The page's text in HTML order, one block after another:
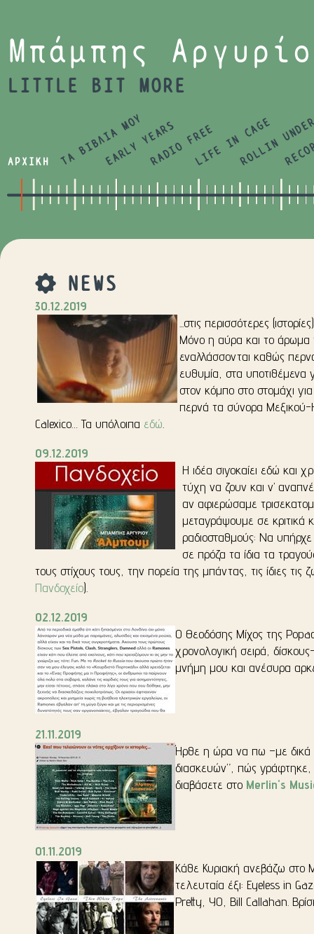
Μπάμπης
LITTLE BIT MORE
ΑΡΧΙΚΗ ΤΑ ΒΙΒΛΙΑ ΜΟΥ
EARLY YEARSRADIO FREELIFE IN CAGE
ROLLIN
NEWS
30.12.2019
...στις περισσότερες
Μόνο η αύρα και το άρωμα
εναλλάσσονται καθώς
ευθυμία, στα
στον κόμπο στο στομάχι
περνά τα σύνορα
Calexico… Τα υπόλοιπα εδώ
09.12.2019
Η ιδέα σιγοκαίει εδώ και
τύχη να ζουν και ν’
αν αφιερώσαμε
μεταγράψουμε σε κριτικά
ραδιοσταθμούς: Να
σε πρόζα τα ίδια τα
τους στίχους τους, την πορεία της μπάντας, τις ίδιες
Πανδοχείο).
02.12.2019
Ο Θεοδόσης Μίχος της
χρονολογική σειρά,
μνήμη μου και ανέσυρα
21.11.2019
Ήρθε η ώρα να πω –με δικά
διασκευών”, πώς γράφτηκε,
διαβάσετε στο Merlin's
01.11.2019
Κάθε Κυριακή ανεβάζω στο
τελευταία έξι: Eyeless in
Pretty, YO, Bill Callahan.